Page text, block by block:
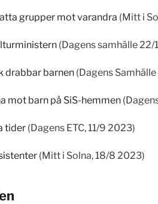
grupper mot varandra (Mitt i
(Dagens samhälle 22/
drabbar barnen (Dagens
mot barn på SiS-hemmen
tider (Dagens ETC, 11/9 2023)
(Mitt i Solna, 18/8 2023)